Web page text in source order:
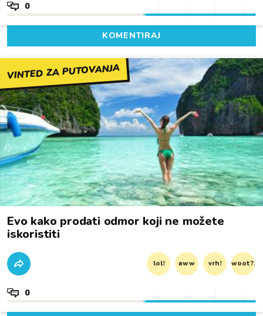
0
KOMENTIRAJ
VINTED ZA PUTOVANJA
Evo kako prodati odmor koji ne možete
iskoristiti
lol! aww vrh! woot?!
0